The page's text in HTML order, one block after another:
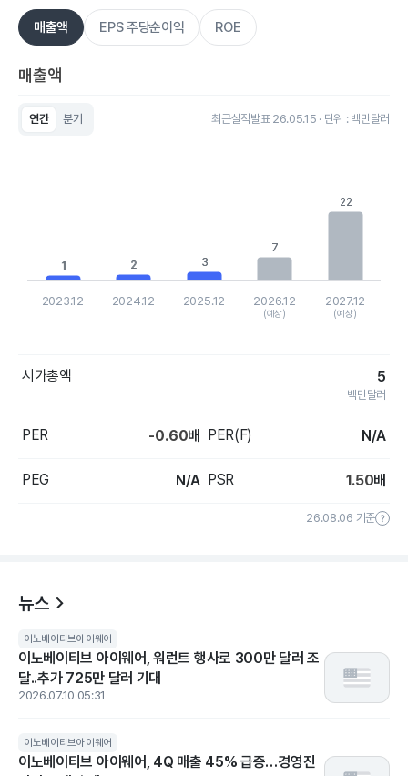
매출액 EPS 주당순이익 ROE
매출액
연간 분기 최근실적발표 26.05.15 · 단위 : 백만달러
The chart has 1 Y axis displaying values. Data ranges from
11 2
2 3
3
7
7
22
22
2023.12 2024.12 2025.12 2026.12
(예상)
2027.12
(예상)
시가총액 5
백만달러
PER -0.60배 PER(F) N/A
PEG N/A PSR 1.50배
26.08.06 기준
뉴스
이노베이티브아이웨어
이노베이티브 아이웨어, 워런트 행사로 300만 달러 조
달..추가 725만 달러 기대
2026.07.10 05:31
이노베이티브아이웨어
이노베이티브 아이웨어, 4Q 매출 45% 급증…경영진